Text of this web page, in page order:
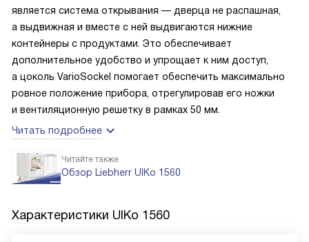
является система открывания — дверца не распашная,
а выдвижная и вместе с ней выдвигаются нижние
контейнеры с продуктами. Это обеспечивает
дополнительное удобство и упрощает к ним доступ,
а цоколь VarioSockel помогает обеспечить максимально
ровное положение прибора, отрегулировав его ножки
и вентиляционную решетку в рамках 50 мм.
Читать подробнее
Читайте также
Обзор Liebherr UIKo 1560
Характеристики UIKo 1560